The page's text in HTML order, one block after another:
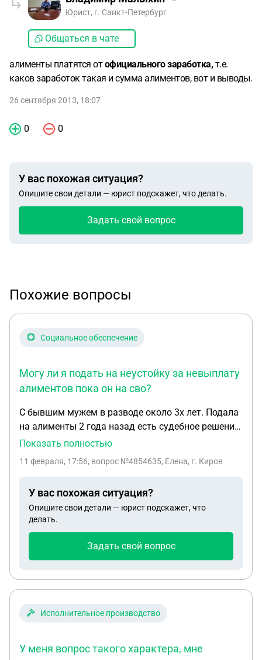
Юрист, г. Санкт-Петербург
Общаться в чате
алименты платятся отофициального заработка, т.е.
каков заработок такая и сумма алиментов, вот и выводы.
26 сентября 2013, 18:07
0 0
У вас похожая ситуация?
Опишите свои детали — юрист подскажет, что делать.
Задать свой вопрос
Похожие вопросы
Социальное обеспечение
Могу ли я подать на неустойку за невыплату
алиментов пока он на сво?
С бывшим мужем в разводе около 3х лет. Подала
на алименты 2 года назад есть судебное решение
-присудили за прошлый период( не соблюдал
за новый период начался отсчет, отправила
Практически не платил алименты, недавно ушел
на сво. Приставы подали запрос по его месту
службы на взыскание алиментов. Могу ли я
пока он на сво? И так же могу ли я подать на
мамы) планирую в этом году брать ипотеку для
Показать полностью
11 февраля, 17:56, вопрос №4854635, Елена, г. Киров
У вас похожая ситуация?
Опишите свои детали — юрист подскажет, что
делать.
Задать свой вопрос
Исполнительное производство
У меня вопрос такого характера, мне